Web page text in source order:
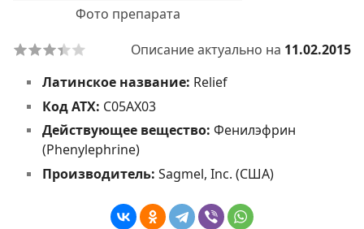
Фото препарата
Описание актуально на 11.02.2015
Латинское название: Relief
Код АТХ: C05AX03
Действующее вещество: Фенилэфрин
(Phenylephrine)
Производитель: Sagmel, Inc. (США)